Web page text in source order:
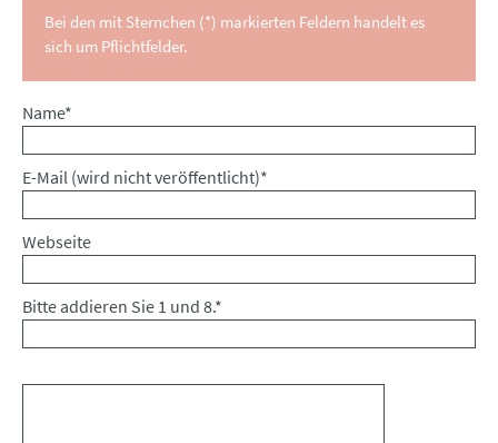
Bei den mit Sternchen (*) markierten Feldern handelt es
sich um Pflichtfelder.
Pflichtfeld
Name*
Pflichtfeld
E-Mail (wird nicht veröffentlicht)*
Webseite
Bitte addieren Sie 1 und 8.*